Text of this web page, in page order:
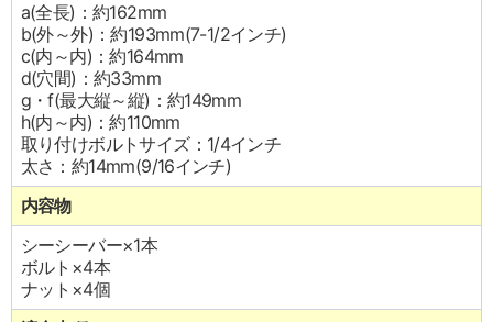
a(全長)：約162mm
b(外～外)：約193mm(7-1/2インチ)
c(内～内)：約164mm
d(穴間)：約33mm
g・f(最大縦～縦)：約149mm
h(内～内)：約110mm
取り付けボルトサイズ：1/4インチ
太さ：約14mm(9/16インチ)
内容物
シーシーバー×1本
ボルト×4本
ナット×4個